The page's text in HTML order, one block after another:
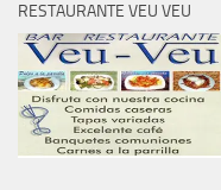
RESTAURANTE VEU VEU